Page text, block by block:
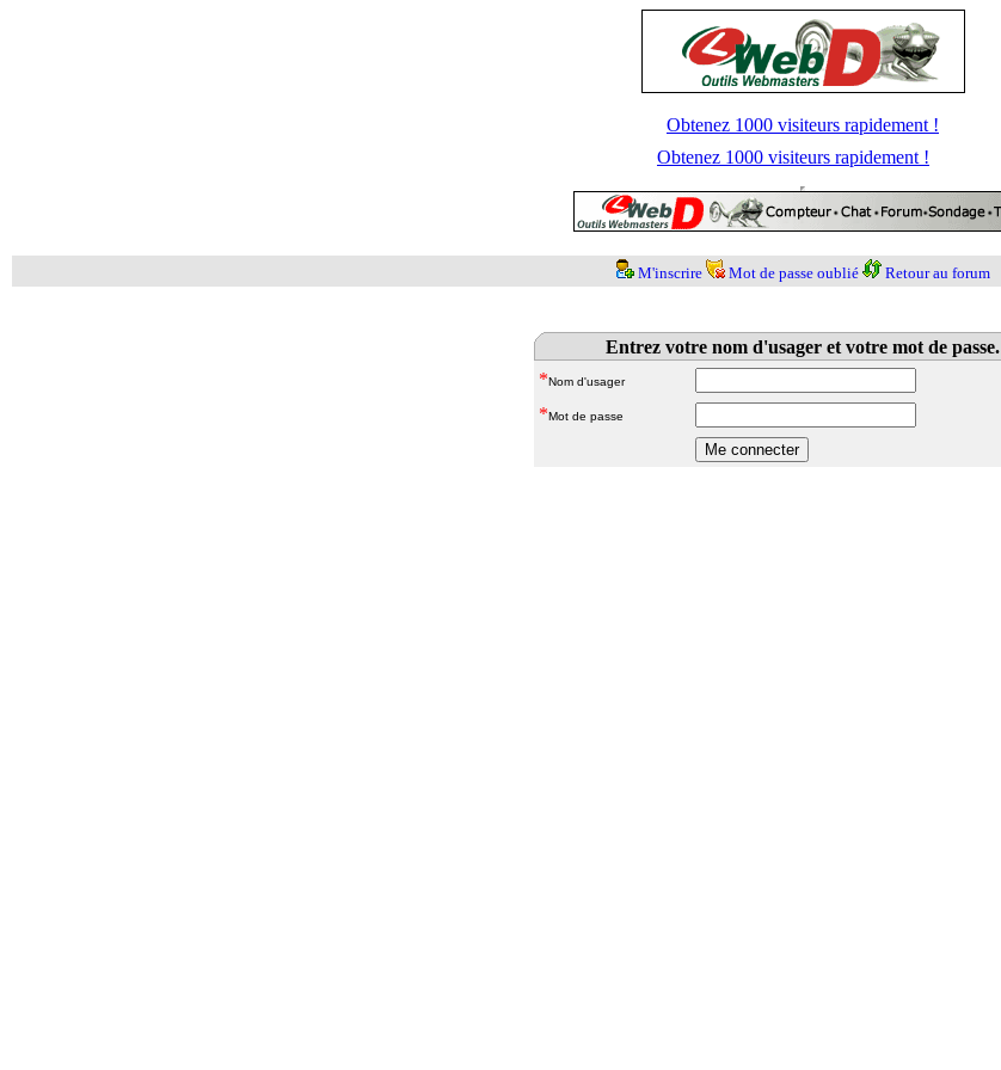
Obtenez 1000 visiteurs rapidement !
Obtenez 1000 visiteurs rapidement !
M'inscrire Mot de passe oublié Retour au forum
Entrez votre nom d'usager et votre mot de passe.
*Nom d'usager
*Mot de passe